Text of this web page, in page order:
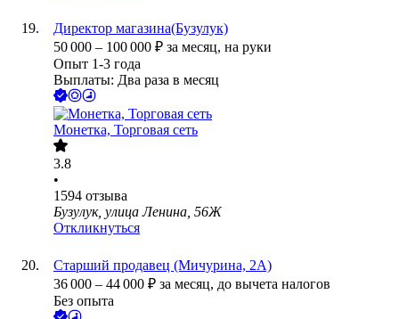
Директор магазина(Бузулук)
50 000 – 100 000 ₽ за месяц, на руки
Опыт 1-3 года
Выплаты: Два раза в месяц
Монетка, Торговая сеть
3.8
•
1594 отзыва
Бузулук, улица Ленина, 56Ж
Откликнуться
Старший продавец (Мичурина, 2А)
36 000 – 44 000 ₽ за месяц, до вычета налогов
Без опыта